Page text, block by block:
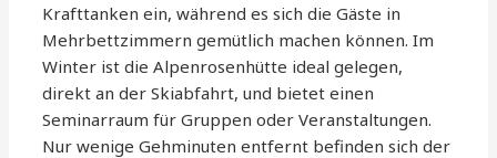
Krafttanken ein, während es sich die Gäste in
Mehrbettzimmern gemütlich machen können. Im
Winter ist die Alpenrosenhütte ideal gelegen,
direkt an der Skiabfahrt, und bietet einen
Seminarraum für Gruppen oder Veranstaltungen.
Nur wenige Gehminuten entfernt befinden sich der